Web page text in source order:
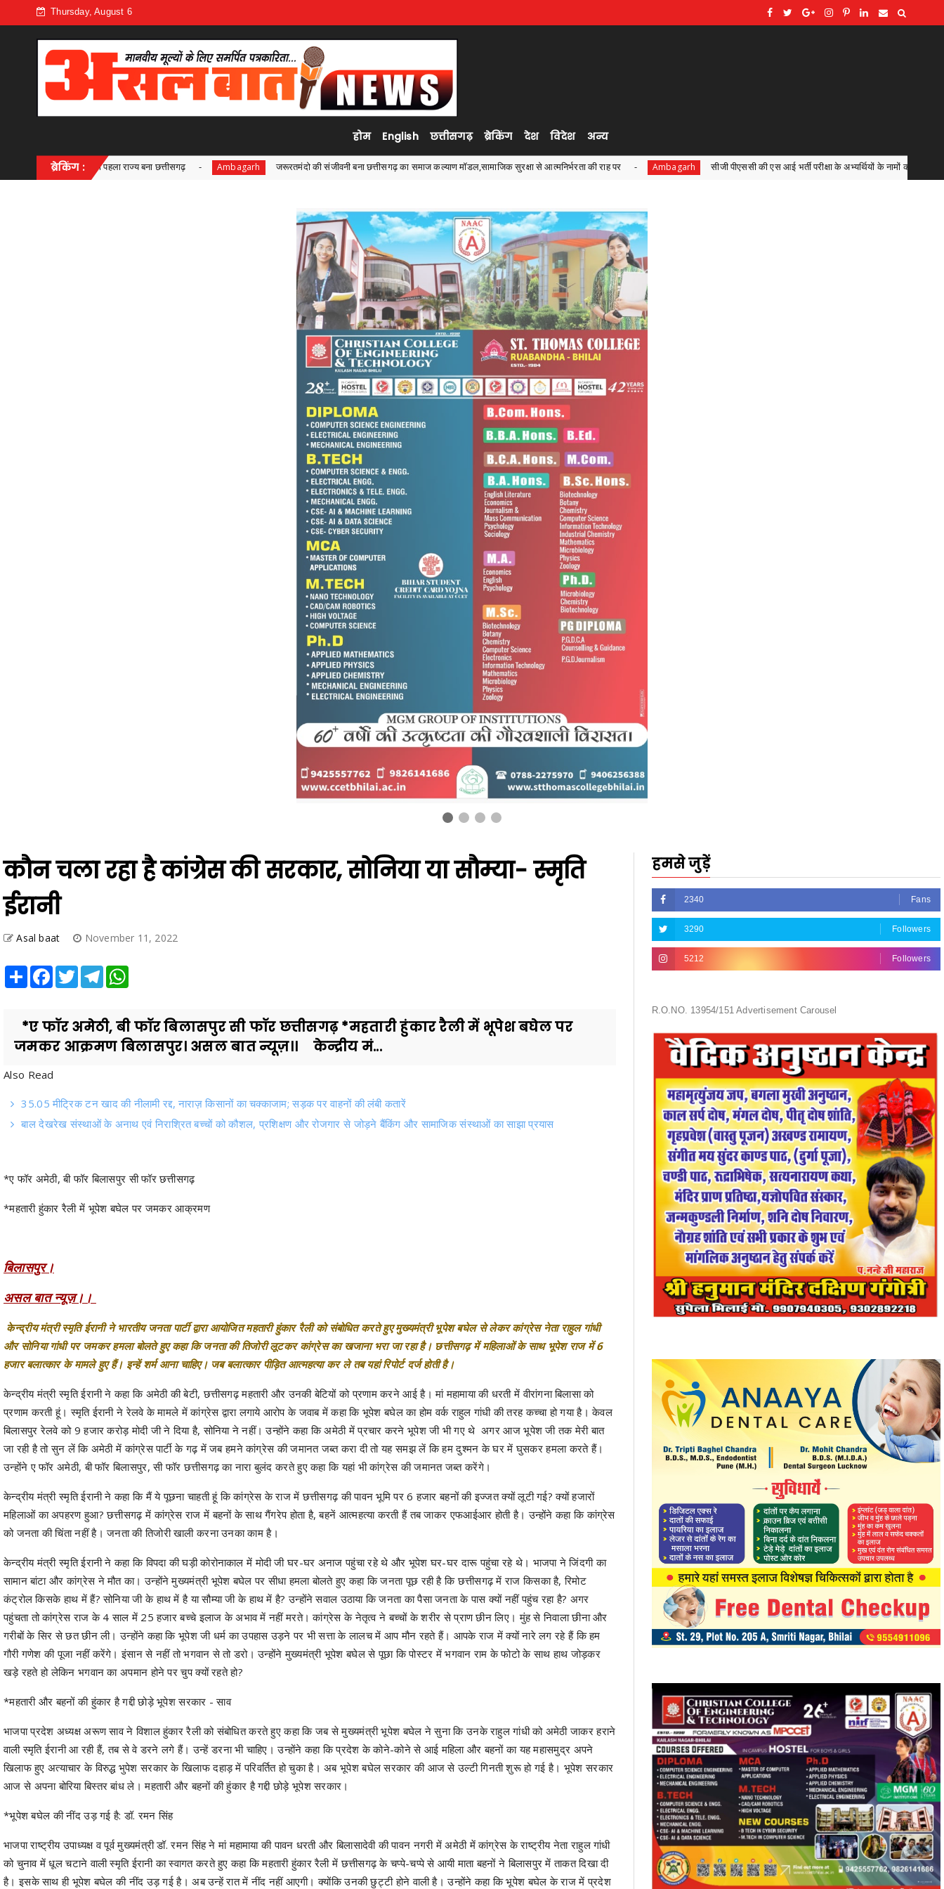
Thursday, August 6
होम English छत्तीसगढ़ ब्रेकिंग देश विदेश अन्य
ब्रेकिंग :Ambagarh जरूरतमंदो की संजीवनी बना छत्तीसगढ़ का समाज कल्याण मॉडल,सामाजिक सुरक्षा से आत्मनिर्भरता की राह पर Ambagarh सीजी पीएससी की एस आई भर्ती परीक्षा के अभ्यर्थियों के नामों को लेकर सोशल मीडिया पर अफवाहें,केवल छत्तीसगढ़
कौन चला रहा है कांग्रेस की सरकार, सोनिया या सौम्या- स्मृति
ईरानी
Asal baat November 11, 2022
Share Facebook
Twitter Telegram
*ए फॉर अमेठी, बी फॉर बिलासपुर सी फॉर छत्तीसगढ़ *महतारी हुंकार रैली में भूपेश बघेल पर
जमकर आक्रमण बिलासपुर। असल बात न्यूज़।। केन्द्रीय मं...
Also Read
35.05 मीट्रिक टन खाद की नीलामी रद्द, नाराज़ किसानों का चक्काजाम; सड़क पर वाहनों की लंबी कतारें
बाल देखरेख संस्थाओं के अनाथ एवं निराश्रित बच्चों को कौशल, प्रशिक्षण और रोजगार से जोड़ने बैंकिंग और सामाजिक संस्थाओं का साझा प्रयास
*ए फॉर अमेठी, बी फॉर बिलासपुर सी फॉर छत्तीसगढ़
*महतारी हुंकार रैली में भूपेश बघेल पर जमकर आक्रमण
बिलासपुर।
असल बात न्यूज़।।
केन्द्रीय मंत्री स्मृति ईरानी ने भारतीय जनता पार्टी द्वारा आयोजित महतारी हुंकार रैली को संबोधित करते हुए मुख्यमंत्री भूपेश बघेल से लेकर कांग्रेस नेता राहुल गांधी
और सोनिया गांधी पर जमकर हमला बोलते हुए कहा कि जनता की तिजोरी लूटकर कांग्रेस का खजाना भरा जा रहा है। छत्तीसगढ़ में महिलाओं के साथ भूपेश राज में 6
हजार बलात्कार के मामले हुए हैं। इन्हें शर्म आना चाहिए। जब बलात्कार पीड़ित आत्महत्या कर ले तब यहां रिपोर्ट दर्ज होती है।
केन्द्रीय मंत्री स्मृति ईरानी ने कहा कि अमेठी की बेटी, छत्तीसगढ़ महतारी और उनकी बेटियों को प्रणाम करने आई है। मां महामाया की धरती में वीरांगना बिलासा को
प्रणाम करती हूं। स्मृति ईरानी ने रेलवे के मामले में कांग्रेस द्वारा लगाये आरोप के जवाब में कहा कि भूपेश बघेल का होम वर्क राहुल गांधी की तरह कच्चा हो गया है। केवल
बिलासपुर रेलवे को 9 हजार करोड़ मोदी जी ने दिया है, सोनिया ने नहीं। उन्होंने कहा कि अमेठी में प्रचार करने भूपेश जी भी गए थे अगर आज भूपेश जी तक मेरी बात
जा रही है तो सुन लें कि अमेठी में कांग्रेस पार्टी के गढ़ में जब हमने कांग्रेस की जमानत जब्त करा दी तो यह समझ लें कि हम दुश्मन के घर में घुसकर हमला करते हैं।
उन्होंने ए फॉर अमेठी, बी फॉर बिलासपुर, सी फॉर छत्तीसगढ़ का नारा बुलंद करते हुए कहा कि यहां भी कांग्रेस की जमानत जब्त करेंगे।
केन्द्रीय मंत्री स्मृति ईरानी ने कहा कि मैं ये पूछना चाहती हूं कि कांग्रेस के राज में छत्तीसगढ़ की पावन भूमि पर 6 हजार बहनों की इज्जत क्यों लूटी गई? क्यों हजारों
महिलाओं का अपहरण हुआ? छत्तीसगढ़ में कांग्रेस राज में बहनों के साथ गैंगरेप होता है, बहनें आत्महत्या करती हैं तब जाकर एफआईआर होती है। उन्होंने कहा कि कांग्रेस
को जनता की चिंता नहीं है। जनता की तिजोरी खाली करना उनका काम है।
केन्द्रीय मंत्री स्मृति ईरानी ने कहा कि विपदा की घड़ी कोरोनाकाल में मोदी जी घर-घर अनाज पहुंचा रहे थे और भूपेश घर-घर दारू पहुंचा रहे थे। भाजपा ने जिंदगी का
सामान बांटा और कांग्रेस ने मौत का। उन्होंने मुख्यमंत्री भूपेश बघेल पर सीधा हमला बोलते हुए कहा कि जनता पूछ रही है कि छत्तीसगढ़ में राज किसका है, रिमोट
कंट्रोल किसके हाथ में हैं? सोनिया जी के हाथ में है या सौम्या जी के हाथ में है? उन्होंने सवाल उठाया कि जनता का पैसा जनता के पास क्यों नहीं पहुंच रहा है? अगर
पहुंचता तो कांग्रेस राज के 4 साल में 25 हजार बच्चे इलाज के अभाव में नहीं मरते। कांग्रेस के नेतृत्व ने बच्चों के शरीर से प्राण छीन लिए। मुंह से निवाला छीना और
गरीबों के सिर से छत छीन ली। उन्होंने कहा कि भूपेश जी धर्म का उपहास उड़ने पर भी सत्ता के लालच में आप मौन रहते हैं। आपके राज में क्यों नारे लग रहे हैं कि हम
गौरी गणेश की पूजा नहीं करेंगे। इंसान से नहीं तो भगवान से तो डरो। उन्होंने मुख्यमंत्री भूपेश बघेल से पूछा कि पोस्टर में भगवान राम के फोटो के साथ हाथ जोड़कर
खड़े रहते हो लेकिन भगवान का अपमान होने पर चुप क्यों रहते हो?
*महतारी और बहनों की हुंकार है गद्दी छोड़े भूपेश सरकार - साव
भाजपा प्रदेश अध्यक्ष अरूण साव ने विशाल हुंकार रैली को संबोधित करते हुए कहा कि जब से मुख्यमंत्री भूपेश बघेल ने सुना कि उनके राहुल गांधी को अमेठी जाकर हराने
वाली स्मृति ईरानी आ रही हैं, तब से वे डरने लगे हैं। उन्हें डरना भी चाहिए। उन्होंने कहा कि प्रदेश के कोने-कोने से आई महिला और बहनों का यह महासमुद्र अपने
खिलाफ हुए अत्याचार के विरुद्ध भुपेश सरकार के खिलाफ दहाड़ में परिवर्तित हो चुका है। अब भूपेश बघेल सरकार की आज से उल्टी गिनती शुरू हो गई है। भूपेश सरकार
आज से अपना बोरिया बिस्तर बांध ले। महतारी और बहनों की हुंकार है गद्दी छोड़े भूपेश सरकार।
*भूपेश बघेल की नींद उड़ गई है: डॉ. रमन सिंह
भाजपा राष्ट्रीय उपाध्यक्ष व पूर्व मुख्यमंत्री डॉ. रमन सिंह ने मां महामाया की पावन धरती और बिलासादेवी की पावन नगरी में अमेठी में कांग्रेस के राष्ट्रीय नेता राहुल गांधी
को चुनाव में धूल चटाने वाली स्मृति ईरानी का स्वागत करते हुए कहा कि महतारी हुंकार रैली में छत्तीसगढ़ के चप्पे-चप्पे से आयी माता बहनों ने बिलासपुर में ताकत दिखा दी
है। इसके साथ ही भूपेश बघेल की नींद उड़ गई है। अब उन्हें रात में नींद नहीं आएगी। क्योंकि उनकी छुट्टी होने वाली है। उन्होंने कहा कि भूपेश बघेल के राज में प्रदेश
हमसे जुड़ें
2340 Fans
3290 Followers
5212 Followers
R.O.NO. 13954/151 Advertisement Carousel